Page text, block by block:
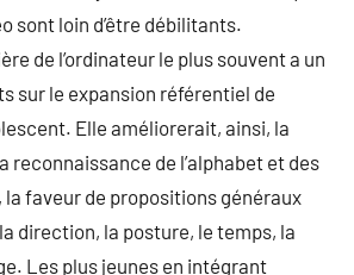
sont loin d’être débilitants.
de l’ordinateur le plus souvent a un
sur le expansion référentiel de
Elle améliorerait, ainsi, la
reconnaissance de l’alphabet et des
la faveur de propositions généraux
direction, la posture, le temps, la
Les plus jeunes en intégrant